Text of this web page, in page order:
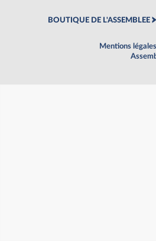
BOUTIQUE DE L'ASSEMBLEE
Mentions légales